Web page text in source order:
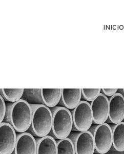
INICIO